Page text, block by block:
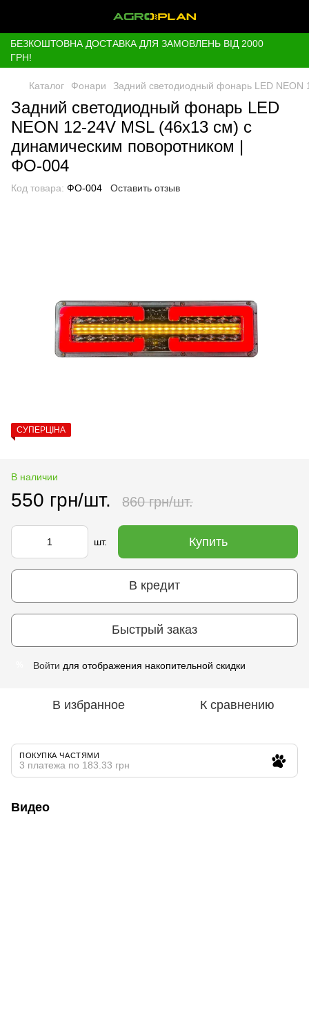
БЕЗКОШТОВНА ДОСТАВКА ДЛЯ ЗАМОВЛЕНЬ ВІД 2000
ГРН!
Каталог Фонари Задний светодиодный фонарь LED
Задний светодиодный фонарь LED
NEON 12-24V MSL (46x13 см) с
динамическим поворотником |
ФО-004
Код товара: ФО-004 Оставить отзыв
СУПЕРЦІНА
В наличии
550 грн/шт. 860 грн/шт.
шт. Купить
В кредит
Быстрый заказ
Войти для отображения накопительной скидки
В избранное К сравнению
ПОКУПКА ЧАСТЯМИ
3 платежа по 183.33 грн
Видео